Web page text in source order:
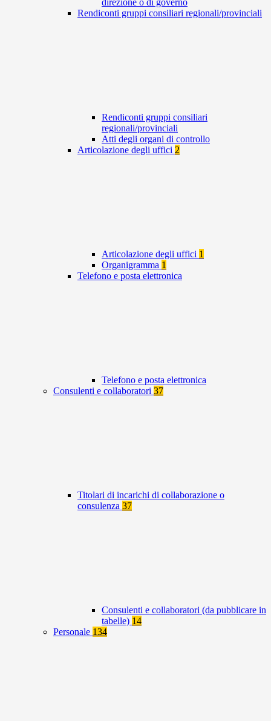
direzione o di governo
Rendiconti gruppi consiliari regionali/provinciali
Rendiconti gruppi consiliari
regionali/provinciali
Atti degli organi di controllo
Articolazione degli uffici 2
Articolazione degli uffici 1
Organigramma 1
Telefono e posta elettronica
Telefono e posta elettronica
Consulenti e collaboratori 37
Titolari di incarichi di collaborazione o
consulenza 37
Consulenti e collaboratori (da pubblicare in
tabelle) 14
Personale 134